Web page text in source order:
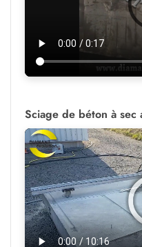
Sciage de béton à sec